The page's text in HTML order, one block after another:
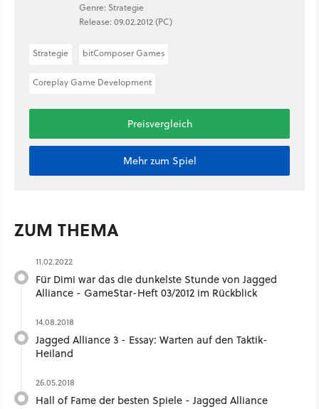
Genre: Strategie
Release: 09.02.2012 (PC)
Strategie bitComposer Games
Coreplay Game Development
Preisvergleich
Mehr zum Spiel
ZUM THEMA
11.02.2022
Für Dimi war das die dunkelste Stunde von Jagged
Alliance - GameStar-Heft 03/2012 im Rückblick
14.08.2018
Jagged Alliance 3 - Essay: Warten auf den Taktik-
Heiland
26.05.2018
Hall of Fame der besten Spiele - Jagged Alliance